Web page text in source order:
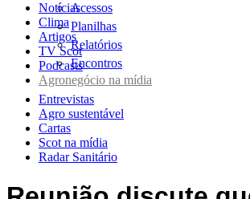
Acessos
Planilhas
Relatórios
Encontros
Notícias
Clima
Artigos
TV Scot
Podcasts
Agronegócio na mídia
Entrevistas
Agro sustentável
Cartas
Scot na mídia
Radar Sanitário